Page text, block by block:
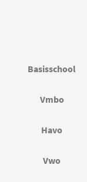
Basisschool
Vmbo
Havo
Vwo